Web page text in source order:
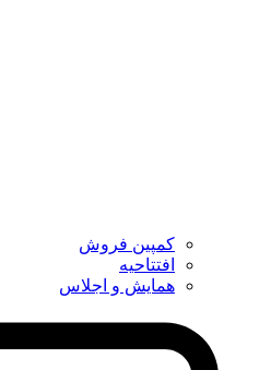
کمپین فروش
افتتاحیه
همایش و اجلاس